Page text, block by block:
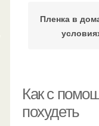
Пленка в
Как с
похудеть